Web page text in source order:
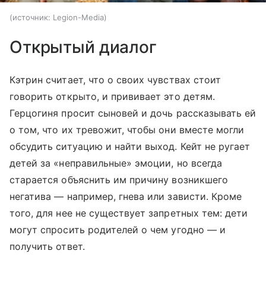
источник: Legion-Media
Открытый диалог
Кэтрин считает, что о своих чувствах стоит
говорить открыто, и прививает это детям.
Герцогиня просит сыновей и дочь рассказывать ей
о том, что их тревожит, чтобы они вместе могли
обсудить ситуацию и найти выход. Кейт не ругает
детей за «неправильные» эмоции, но всегда
старается объяснить им причину возникшего
негатива — например, гнева или зависти. Кроме
того, для нее не существует запретных тем: дети
могут спросить родителей о чем угодно — и
получить ответ.